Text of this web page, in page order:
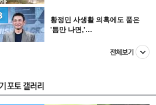
황정민 사생활 의혹에도 품은
'틈만 나면,'…